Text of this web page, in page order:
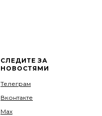
СЛЕДИТЕ ЗА
НОВОСТЯМИ
Телеграм
Вконтакте
Мах